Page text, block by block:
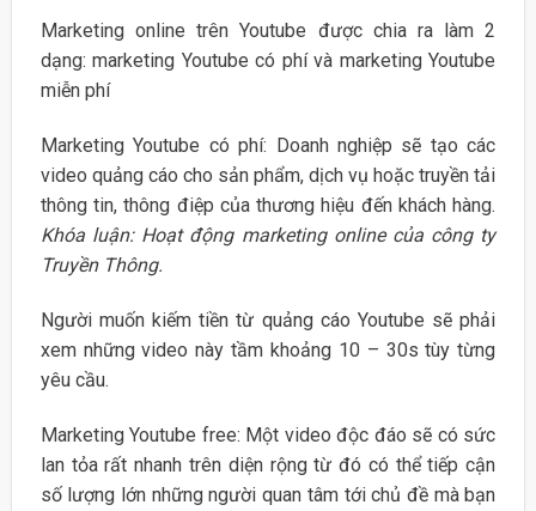
Marketing online trên Youtube được chia ra làm 2
dạng: marketing Youtube có phí và marketing Youtube
miễn phí
Marketing Youtube có phí: Doanh nghiệp sẽ tạo các
video quảng cáo cho sản phẩm, dịch vụ hoặc truyền tải
thông tin, thông điệp của thương hiệu đến khách hàng.
Khóa luận: Hoạt động marketing online của công ty
Truyền Thông.
Người muốn kiếm tiền từ quảng cáo Youtube sẽ phải
xem những video này tầm khoảng 10 – 30s tùy từng
yêu cầu.
Marketing Youtube free: Một video độc đáo sẽ có sức
lan tỏa rất nhanh trên diện rộng từ đó có thể tiếp cận
số lượng lớn những người quan tâm tới chủ đề mà bạn